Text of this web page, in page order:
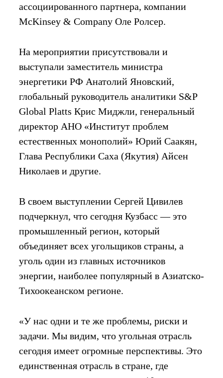
ассоциированного партнера, компании
McKinsey & Company Оле Ролсер.
На мероприятии присутствовали и
выступали заместитель министра
энергетики РФ Анатолий Яновский,
глобальный руководитель аналитики S&P
Global Platts Крис Миджли, генеральный
директор АНО «Институт проблем
естественных монополий» Юрий Саакян,
Глава Республики Саха (Якутия) Айсен
Николаев и другие.
В своем выступлении Сергей Цивилев
подчеркнул, что сегодня Кузбасс — это
промышленный регион, который
объединяет всех угольщиков страны, а
уголь один из главных источников
энергии, наиболее популярный в Азиатско-
Тихоокеанском регионе.
«У нас одни и те же проблемы, риски и
задачи. Мы видим, что угольная отрасль
сегодня имеет огромные перспективы. Это
единственная отрасль в стране, где